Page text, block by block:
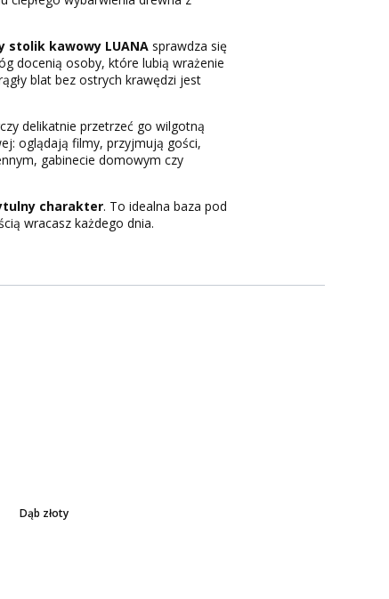
stolik kawowy LUANAsprawdza się
docenią osoby, które lubią wrażenie
blat bez ostrych krawędzi jest
delikatnie przetrzeć go wilgotną
oglądają filmy, przyjmują gości,
gabinecie domowym czy
charakter. To idealna baza pod
wracasz każdego dnia.
Dąb złoty